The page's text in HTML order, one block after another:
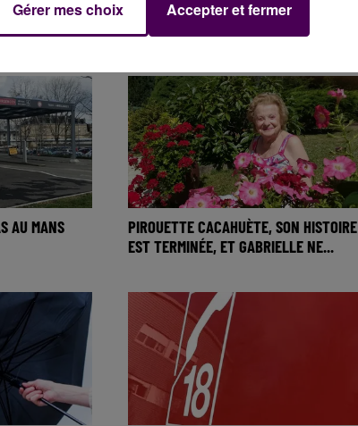
CORONAVIRUS : ÉDOUARD PHILIPPE
FERME TOUS LES COMMERCES "NON...
AU MANS
PIROUETTE CACAHUÈTE, SON HISTOIRE
EST TERMINÉE, ET GABRIELLE NE...
Gérer mes choix Accepter et fermer